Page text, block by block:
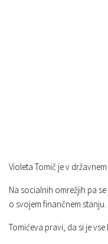
Violeta Tomič je v
Na socialnih omrežjih pa
o svojem finančnem stanju.
Tomićeva pravi, da si je